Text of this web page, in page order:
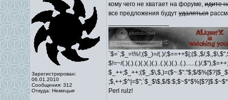
Зарегистрирован:
06.01.2010
Сообщения: 312
Откуда: Немецыя
кому чего не хватает на форуме, идите
все предложения будут удаляться
`$=`;$_=\%!;($_)=/(.)/;$==++$|;($.,$/
$!=~/(.)(.).(.)(.)(.)(.)..(.)(.)(.)..(.)......(.)/
$_++;$_++;($_,$\,$,)=($~.$"."$;$/
;$,++;$^|=$";`$_$\$,$/
Perl rulz!